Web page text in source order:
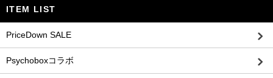
ITEM LIST
PriceDown SALE
Psychoboxコラボ